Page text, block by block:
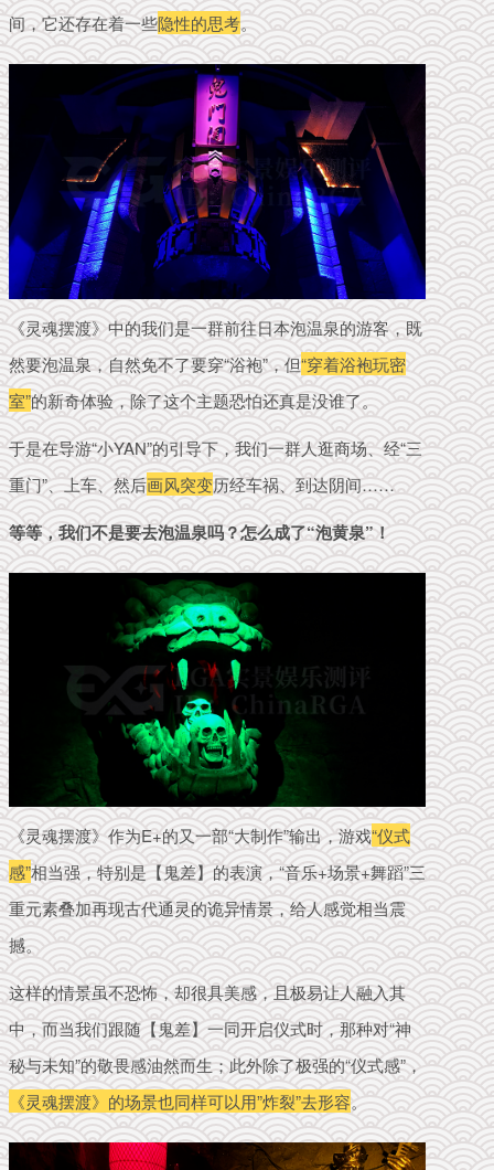
间，它还存在着一些隐性的思考。
《灵魂摆渡》中的我们是一群前往日本泡温泉的游客，既
然要泡温泉，自然免不了要穿“浴袍”，但“穿着浴袍玩密
室”的新奇体验，除了这个主题恐怕还真是没谁了。
于是在导游“小YAN”的引导下，我们一群人逛商场、经“三
重门”、上车、然后画风突变历经车祸、到达阴间……
等等，我们不是要去泡温泉吗？怎么成了“泡黄泉”！
《灵魂摆渡》作为E+的又一部“大制作”输出，游戏“仪式
感”相当强，特别是【鬼差】的表演，“音乐+场景+舞蹈”三
重元素叠加再现古代通灵的诡异情景，给人感觉相当震
撼。
这样的情景虽不恐怖，却很具美感，且极易让人融入其
中，而当我们跟随【鬼差】一同开启仪式时，那种对“神
秘与未知”的敬畏感油然而生；此外除了极强的“仪式感”，
《灵魂摆渡》的场景也同样可以用”炸裂”去形容。